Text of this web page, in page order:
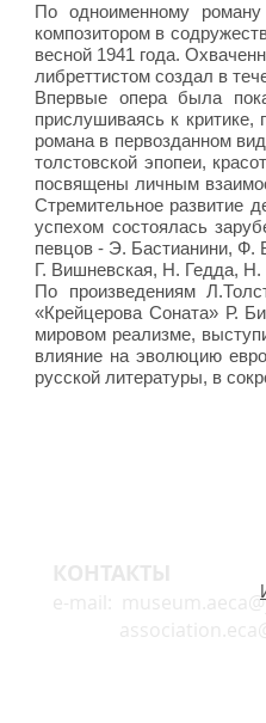
По одноименному
композитором в
весной 1941 года.
либреттистом создал в
Впервые опера была
прислушиваясь к
романа в первозданном
толстовской эпопеи,
посвящены личным
Стремительное развитие
успехом состоялась
певцов - Э. Бастианини, Ф.
Г. Вишневская, Н. Гедда, Н.
По произведениям
«Крейцерова Соната» Р.
мировом реализме,
влияние на эволюцию
русской литературы, в